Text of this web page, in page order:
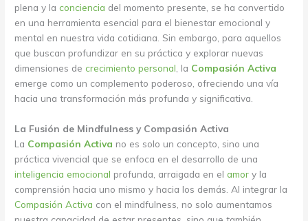
plena y la conciencia del momento presente, se ha convertido
en una herramienta esencial para el bienestar emocional y
mental en nuestra vida cotidiana. Sin embargo, para aquellos
que buscan profundizar en su práctica y explorar nuevas
dimensiones de crecimiento personal , la Compasión Activa
emerge como un complemento poderoso, ofreciendo una vía
hacia una transformación más profunda y significativa.
La Fusión de Mindfulness y Compasión Activa
La Compasión Activa no es solo un concepto, sino una
práctica vivencial que se enfoca en el desarrollo de una
inteligencia emocional profunda, arraigada en elamor y la
comprensión hacia uno mismo y hacia los demás. Al integrar la
Compasión Activa con el mindfulness, no solo aumentamos